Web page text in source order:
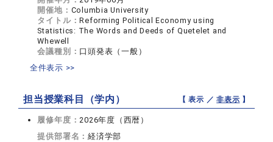
開催地： Columbia University
タイトル：Reforming Political Economy using
Statistics: The Words and Deeds of Quetelet and
Whewell
会議種別： 口頭発表（一般）
全件表示 >>
担当授業科目（学内） 【 表示 ／非表示 】
履修年度：2026年度（西暦）
提供部署名：経済学部